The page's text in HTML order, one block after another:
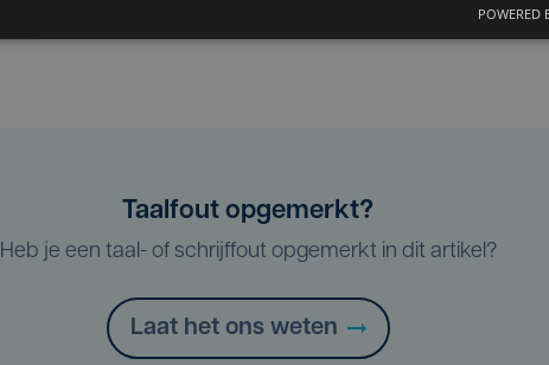
Taalfout opgemerkt?
Heb je een taal- of schrijffout opgemerkt in dit artikel?
Laat het ons weten
POWERED